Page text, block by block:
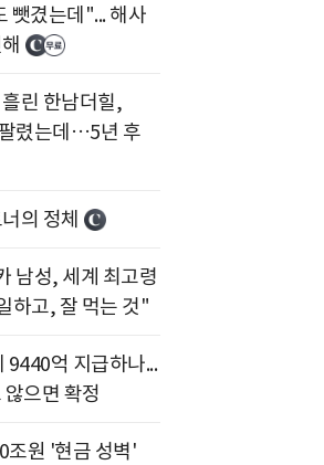
뺏겼는데"... 해사
린 한남더힐,
렸는데…5년 후
의 정체
남성, 세계 최고령
하고, 잘 먹는 것"
9440억 지급하나...
으면 확정
조원 '현금 성벽'